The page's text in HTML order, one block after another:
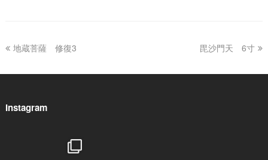
previous
地蔵菩薩 修復3
next
毘沙門天 6寸
Instagram